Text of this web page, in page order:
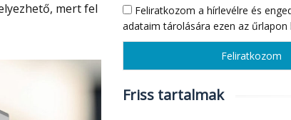
Feliratkozom a hírlevélre és
adataim tárolására ezen az űrlapon
Friss tartalmak